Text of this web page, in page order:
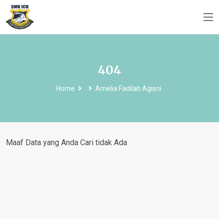
404
Home Amelia Fadilah Agisni
Maaf Data yang Anda Cari tidak Ada